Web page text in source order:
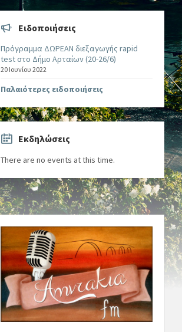
Ειδοποιήσεις
Πρόγραμμα ΔΩΡΕΑΝ διεξαγωγής rapid
test στο Δήμο Αρταίων (20-26/6)
20 Ιουνίου 2022
Παλαιότερες ειδοποιήσεις
Εκδηλώσεις
There are no events at this time.